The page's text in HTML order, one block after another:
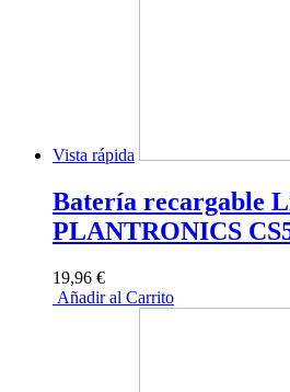
Vista rápida
Batería recargable
PLANTRONICS
19,96 €
Añadir al Carrito